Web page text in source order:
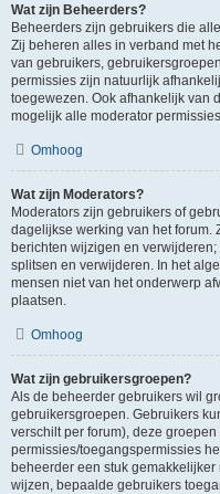
Wat zijn Beheerders?
Beheerders zijn gebruikers die
Zij beheren alles in verband met
van gebruikers,
permissies zijn natuurlijk
toegewezen. Ook afhankelijk van
mogelijk alle moderator
Omhoog
Wat zijn Moderators?
Moderators zijn gebruikers of
dagelijkse werking van het forum.
berichten wijzigen en
splitsen en verwijderen. In het
mensen niet van het onderwerp
plaatsen.
Omhoog
Wat zijn gebruikersgroepen?
Als de beheerder gebruikers wil
gebruikersgroepen. Gebruikers
verschilt per forum), deze
permissies/toegangspermissies
beheerder een stuk
wijzen, bepaalde gebruikers